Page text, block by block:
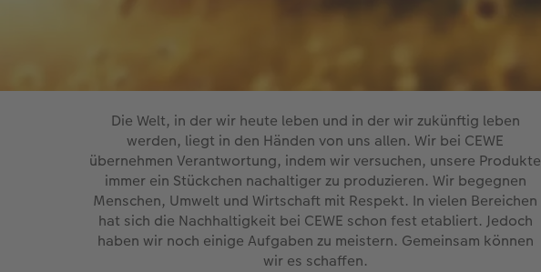
Die Welt, in der wir heute leben und in der wir zukünftig leben
werden, liegt in den Händen von uns allen. Wir bei CEWE
übernehmen Verantwortung, indem wir versuchen, unsere Produkte
immer ein Stückchen nachaltiger zu produzieren. Wir begegnen
Menschen, Umwelt und Wirtschaft mit Respekt. In vielen Bereichen
hat sich die Nachhaltigkeit bei CEWE schon fest etabliert. Jedoch
haben wir noch einige Aufgaben zu meistern. Gemeinsam können
wir es schaffen.